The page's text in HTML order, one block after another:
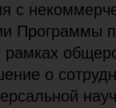
с
Программы
о